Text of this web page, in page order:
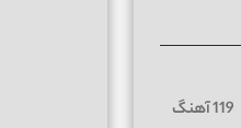
119 آهنگ